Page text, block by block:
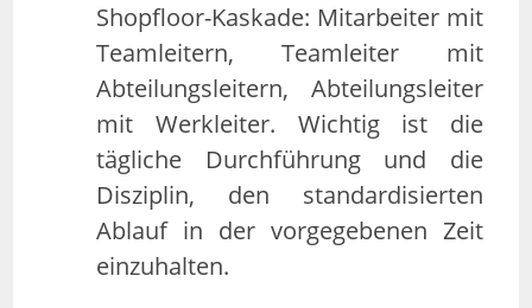
Shopfloor-Kaskade: Mitarbeiter mit
Teamleitern, Teamleiter mit
Abteilungsleitern, Abteilungsleiter
mit Werkleiter. Wichtig ist die
tägliche Durchführung und die
Disziplin, den standardisierten
Ablauf in der vorgegebenen Zeit
einzuhalten.